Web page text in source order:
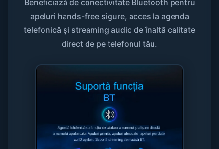
Beneficiază de conectivitate Bluetooth pentru
apeluri hands-free sigure, acces la agenda
telefonică și streaming audio de înaltă calitate
direct de pe telefonul tău.